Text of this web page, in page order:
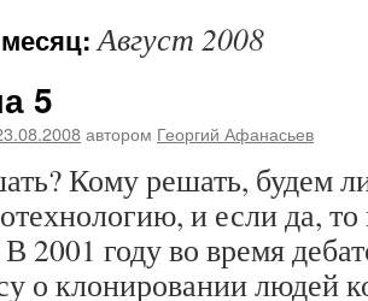
Август 2008
5
автором Георгий Афанасьев
Кому решать, будем
и если да,
В 2001 году во время
о клонировании людей